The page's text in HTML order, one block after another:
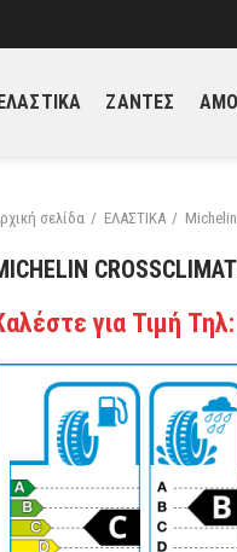
ΖΑΝΤΕΣ
σελίδα ΕΛΑΣΤΙΚΑ Michelin
για Τιμή